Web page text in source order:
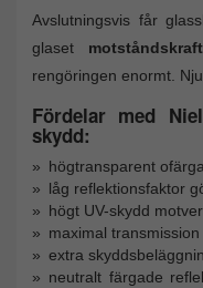
Avslutningsvis får
glaset
rengöringen enormt.
Fördelar med
skydd:
högtransparent
låg reflektionsfaktor
högt UV-skydd
maximal
extra
neutralt färgade